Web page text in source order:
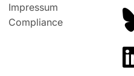
Impressum
Compliance